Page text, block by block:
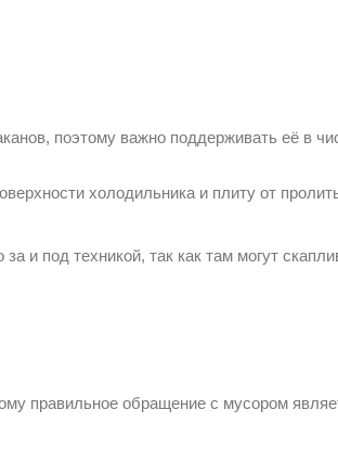
поэтому важно поддерживать её в
холодильника и плиту от
и под техникой, так как там могут
правильное обращение с мусором